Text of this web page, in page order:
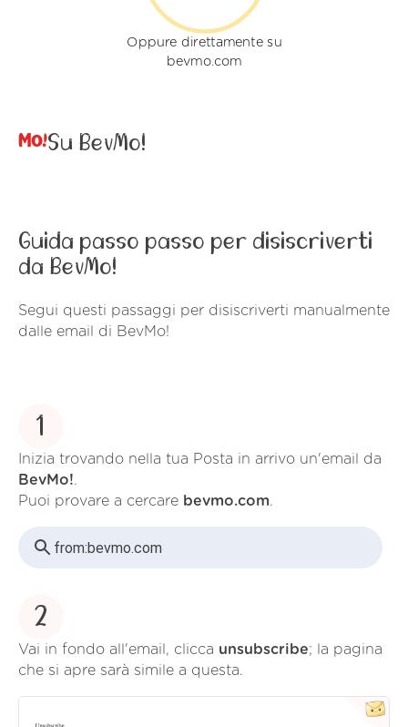
Oppure direttamente su
bevmo.com
Su BevMo!
Guida passo passo per disiscriverti
da BevMo!
Segui questi passaggi per disiscriverti manualmente
dalle email di BevMo!
1
Inizia trovando nella tua Posta in arrivo un'email da
BevMo!.
Puoi provare a cercare bevmo.com.
from:bevmo.com
2
Vai in fondo all'email, clicca unsubscribe; la pagina
che si apre sarà simile a questa.